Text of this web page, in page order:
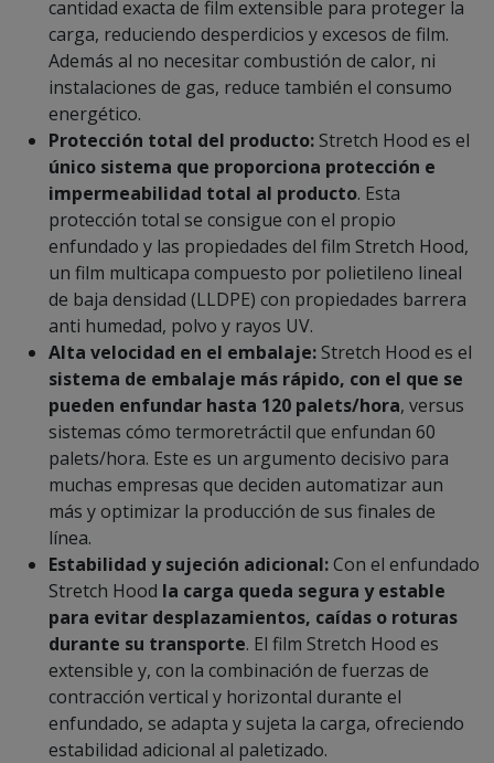
cantidad exacta de film extensible para proteger la
carga, reduciendo desperdicios y excesos de film.
Además al no necesitar combustión de calor, ni
instalaciones de gas, reduce también el consumo
energético.
Protección total del producto: Stretch Hood es el
único sistema que proporciona protección e
impermeabilidad total al producto. Esta
protección total se consigue con el propio
enfundado y las propiedades del film Stretch Hood,
un film multicapa compuesto por polietileno lineal
de baja densidad (LLDPE) con propiedades barrera
anti humedad, polvo y rayos UV.
Alta velocidad en el embalaje: Stretch Hood es el
sistema de embalaje más rápido, con el que se
pueden enfundar hasta 120 palets/hora, versus
sistemas cómo termoretráctil que enfundan 60
palets/hora. Este es un argumento decisivo para
muchas empresas que deciden automatizar aun
más y optimizar la producción de sus finales de
línea.
Estabilidad y sujeción adicional:Con el enfundado
Stretch Hood la carga queda segura y estable
para evitar desplazamientos, caídas o roturas
durante su transporte. El film Stretch Hood es
extensible y, con la combinación de fuerzas de
contracción vertical y horizontal durante el
enfundado, se adapta y sujeta la carga, ofreciendo
estabilidad adicional al paletizado.